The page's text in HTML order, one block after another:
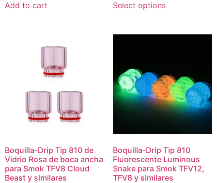
Add to cart Select options
Boquilla-Drip Tip 810 de
Vidrio Rosa de boca ancha
para Smok TFV8 Cloud
Beast y similares
Boquilla-Drip Tip 810
Fluorescente Luminous
Snake para Smok TFV12,
TFV8 y similares